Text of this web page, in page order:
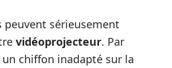
peuvent sérieusement
vidéoprojecteur. Par
chiffon inadapté sur la